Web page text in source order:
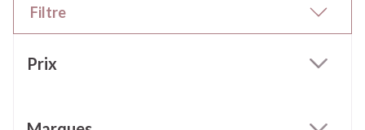
Filtre
Prix